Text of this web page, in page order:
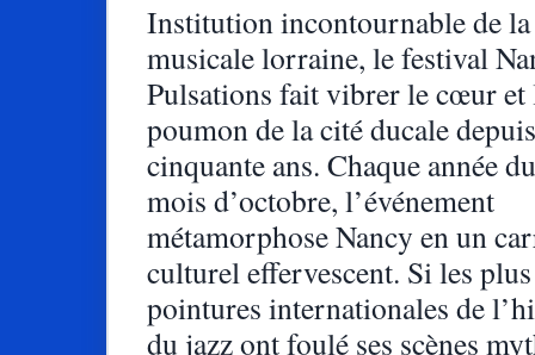
Institution incontournable de la
musicale lorraine, le festival
Pulsations fait vibrer le cœur et
poumon de la cité ducale
cinquante ans. Chaque année
mois d’octobre, l’événement
métamorphose Nancy en un
culturel effervescent. Si les
pointures internationales de
du jazz ont foulé ses scènes